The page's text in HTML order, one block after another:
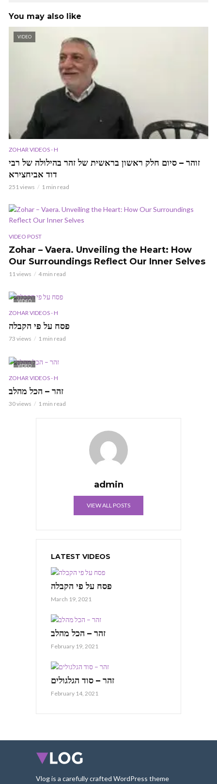
You may also like
VIDEO
ZOHAR VIDEOS - H
זוהר – סיום חלק ראשון בראשית של זהר בהילולה של רבי
דוד אביחצירא
251 views 1 min read
VIDEO POST
Zohar – Vaera. Unveiling the Heart: How
Our Surroundings Reflect Our Inner Selves
11 views 4 min read
VIDEO
ZOHAR VIDEOS - H
פסח על פי הקבלה
73 views 1 min read
VIDEO
ZOHAR VIDEOS - H
זהר – הכל מהלב
30 views 1 min read
admin
VIEW ALL POSTS
LATEST VIDEOS
פסח על פי הקבלה
March 19, 2021
זהר – הכל מהלב
February 19, 2021
זהר – סוד הגלגולים
February 14, 2021
Vlog is a carefully crafted WordPress theme